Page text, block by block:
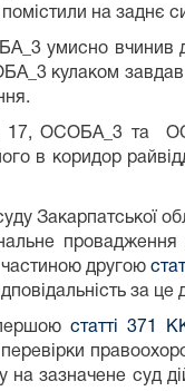
на заднє
умисно
кулаком завдав
17, ОСОБА_3 та
в коридор
Закарпатської
провадження
другою
за це
статті 371
зазначене суд